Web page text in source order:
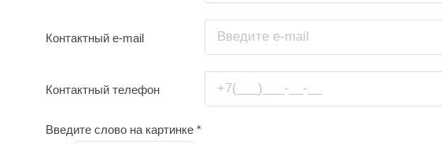
Контактный e-mail Введите e-mail
Контактный телефон +7(___)___-__-__
Введите слово на картинке *